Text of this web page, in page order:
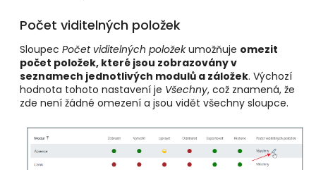
Počet viditelných položek
Sloupec Počet viditelných položekumožňuje omezit
počet položek, které jsou zobrazovány v
seznamech jednotlivých modulů a záložek. Výchozí
hodnota tohoto nastavení je Všechny, což znamená, že
zde není žádné omezení a jsou vidět všechny sloupce.